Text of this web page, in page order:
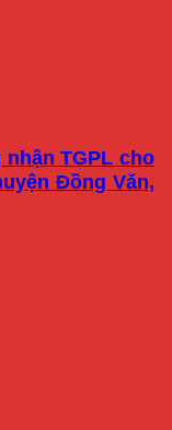
TGPL cho
Đồng Văn,